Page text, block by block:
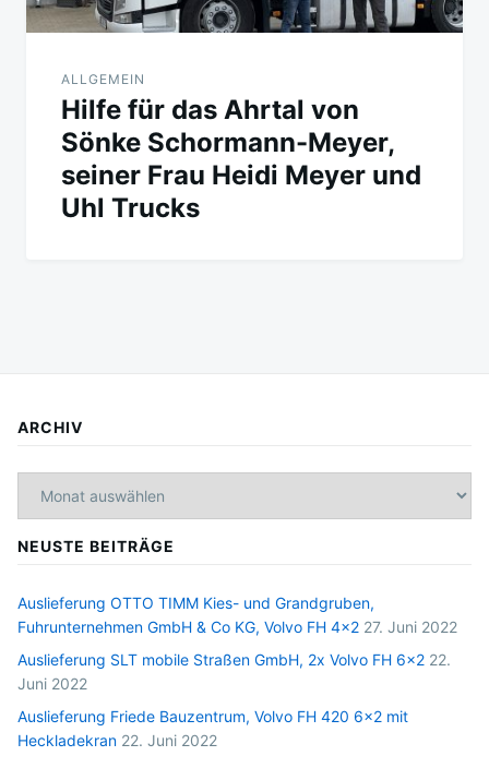
ALLGEMEIN
Hilfe für das Ahrtal von
Sönke Schormann-Meyer,
seiner Frau Heidi Meyer und
Uhl Trucks
ARCHIV
NEUSTE BEITRÄGE
Auslieferung OTTO TIMM Kies- und Grandgruben,
Fuhrunternehmen GmbH & Co KG, Volvo FH 4×2 27. Juni 2022
Auslieferung SLT mobile Straßen GmbH, 2x Volvo FH 6×2 22.
Juni 2022
Auslieferung Friede Bauzentrum, Volvo FH 420 6×2 mit
Heckladekran 22. Juni 2022